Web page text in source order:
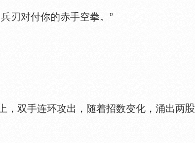
刃对付你的赤手空拳。”
双手连环攻出，随着招数变化，涌出两